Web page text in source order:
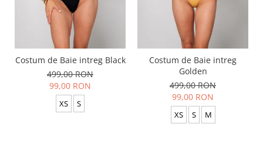
Costum de Baie intreg Black
499,00 RON
99,00 RON
XS S
Costum de Baie intreg
Golden
499,00 RON
99,00 RON
XS S M